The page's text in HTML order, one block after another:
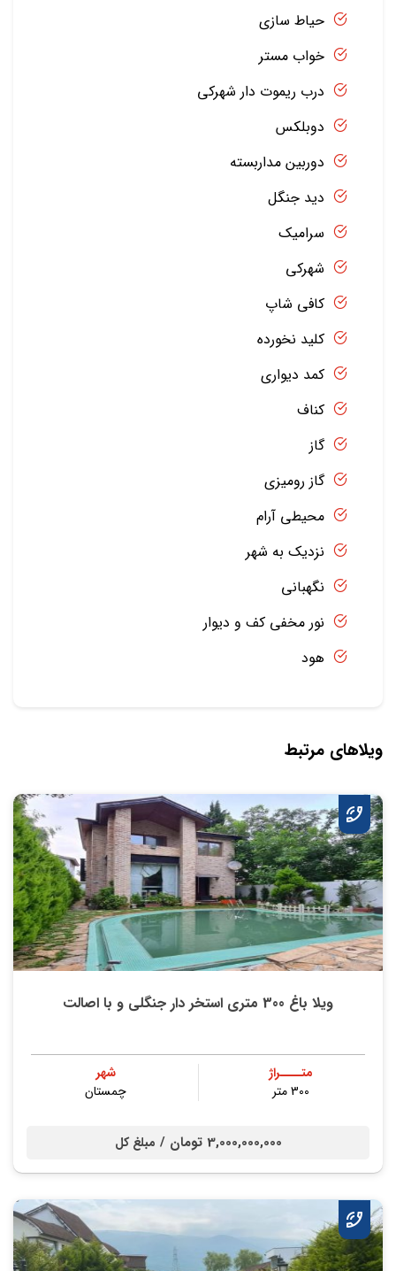
حیاط سازی
خواب مستر
درب ریموت دار شهرکی
دوبلکس
دوربین مداربسته
دید جنگل
سرامیک
شهرکی
کافی شاپ
کلید نخورده
کمد دیواری
کناف
گاز
گاز رومیزی
محیطی آرام
نزدیک به شهر
نگهبانی
نور مخفی کف و دیوار
هود
ویلاهای مرتبط
ویلا باغ 300 متری استخر دار جنگلی و با اصالت
متــــراژ
300 متر
شهر
چمستان
3,000,000,000 تومان / مبلغ کل